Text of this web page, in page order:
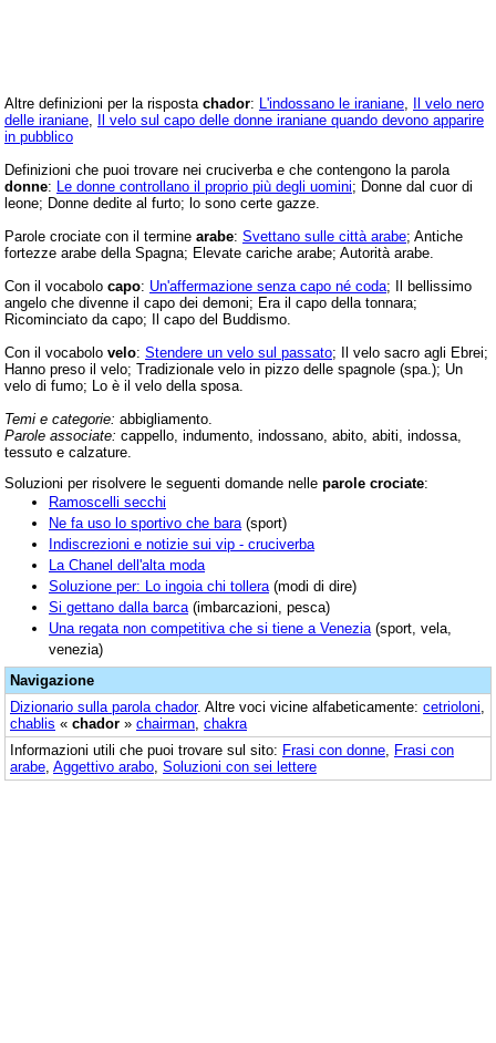
Altre definizioni per la risposta chador: L'indossano le iraniane Il velo nero
delle iraniane Il velo sul capo delle donne iraniane quando devono apparire
in pubblico
Definizioni che puoi trovare nei cruciverba e che contengono la parola
donne: Le donne controllano il proprio più degli uomini; Donne dal cuor di
leone; Donne dedite al furto; lo sono certe gazze.
Parole crociate con il termine arabe: Svettano sulle città arabe; Antiche
fortezze arabe della Spagna; Elevate cariche arabe; Autorità arabe.
Con il vocabolo capo: Un'affermazione senza capo né coda; Il bellissimo
angelo che divenne il capo dei demoni; Era il capo della tonnara;
Ricominciato da capo; Il capo del Buddismo.
Con il vocabolo velo: Stendere un velo sul passato; Il velo sacro agli Ebrei;
Hanno preso il velo; Tradizionale velo in pizzo delle spagnole (spa.); Un
velo di fumo; Lo è il velo della sposa.
Temi e categorie: abbigliamento.
Parole associate: cappello, indumento, indossano, abito, abiti, indossa,
tessuto e calzature.
Soluzioni per risolvere le seguenti domande nelle parole crociate:
Ramoscelli secchi
Ne fa uso lo sportivo che bara (sport)
Indiscrezioni e notizie sui vip - cruciverba
La Chanel dell'alta moda
Soluzione per: Lo ingoia chi tollera (modi di dire)
Si gettano dalla barca (imbarcazioni, pesca)
Una regata non competitiva che si tiene a Venezia (sport, vela,
venezia)
Navigazione
Dizionario sulla parola chador. Altre voci vicine alfabeticamente: cetrioloni
chablis « chador » chairman chakra
Informazioni utili che puoi trovare sul sito: Frasi con donne Frasi con
arabe Aggettivo arabo Soluzioni con sei lettere